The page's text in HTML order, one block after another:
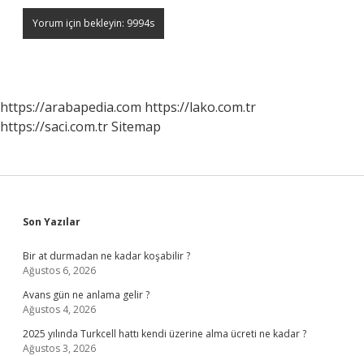
https://arabapedia.com https://lako.com.tr
https://saci.com.trSitemap
Sidebar
Son Yazılar
Bir at durmadan ne kadar koşabilir ?
Ağustos 6, 2026
Avans gün ne anlama gelir ?
Ağustos 4, 2026
2025 yılında Turkcell hattı kendi üzerine alma ücreti ne kadar ?
Ağustos 3, 2026